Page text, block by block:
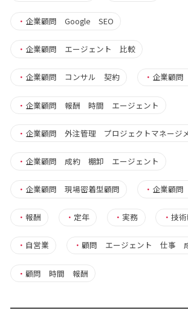
・ 企業顧問 Google SEO
・ 企業顧問 エージェント 比較
・ 企業顧問 コンサル 契約 ・ 企業顧
・ 企業顧問 報酬 時間 エージェント
・ 企業顧問 外注管理 プロジェクトマネージ
・ 企業顧問 成約 棚卸 エージェント
・ 企業顧問 現場密着型顧問 ・ 企業顧
・ 報酬 ・ 定年 ・ 実務 ・ 技
・ 自営業 ・顧問 エージェント 仕事
・ 顧問 時間 報酬